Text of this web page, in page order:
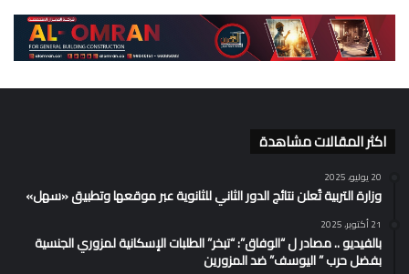
اكثر المقالات مشاهدة
20 يوليو، 2025
وزارة التربية تُعلن نتائج الدور الثاني للثانوية عبر موقعها وتطبيق «سهل»
21 أكتوبر، 2025
بالفيديو .. مصادر ل “الوفاق”: “تبخر” الطلبات الإسكانية لمزوري الجنسية
بفضل حرب ” اليوسف” ضد المزورين